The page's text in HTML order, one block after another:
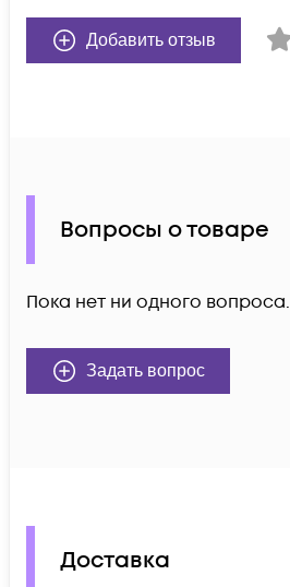
Добавить отзыв
Вопросы о товаре
Пока нет ни одного вопроса.
Задать вопрос
Доставка